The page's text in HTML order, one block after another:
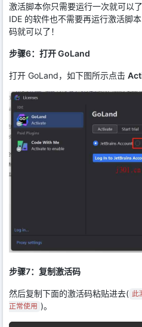
激活脚本你只需要运行一次就可以
IDE 的软件也不需要再运行激活脚
码就可以了！
步骤6：打开 GoLand
打开 GoLand，如下图所示点击
步骤7：复制激活码
然后复制下面的激活码粘贴进去( 此
正常使用 )。